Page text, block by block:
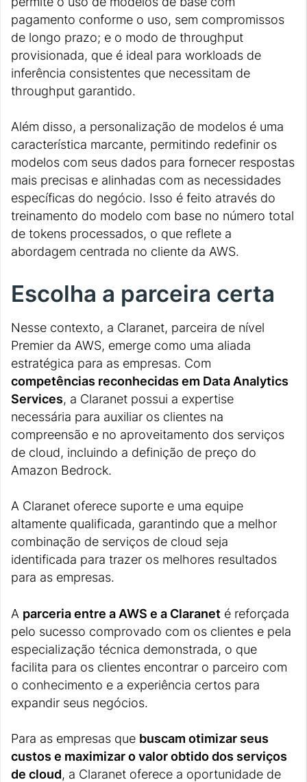
pagamento conforme o uso, sem compromissos
de longo prazo; e o modo de throughput
provisionada, que é ideal para workloads de
inferência consistentes que necessitam de
throughput garantido.
Além disso, a personalização de modelos é uma
característica marcante, permitindo redefinir os
modelos com seus dados para fornecer respostas
mais precisas e alinhadas com as necessidades
específicas do negócio. Isso é feito através do
treinamento do modelo com base no número total
de tokens processados, o que reflete a
abordagem centrada no cliente da AWS.
Escolha a parceira certa
Nesse contexto, a Claranet, parceira de nível
Premier da AWS, emerge como uma aliada
estratégica para as empresas. Com
competências reconhecidas em Data Analytics
Services, a Claranet possui a expertise
necessária para auxiliar os clientes na
compreensão e no aproveitamento dos serviços
de cloud, incluindo a definição de preço do
Amazon Bedrock.
A Claranet oferece suporte e uma equipe
altamente qualificada, garantindo que a melhor
combinação de serviços de cloud seja
identificada para trazer os melhores resultados
para as empresas.
A parceria entre a AWS e a Claranet é reforçada
pelo sucesso comprovado com os clientes e pela
especialização técnica demonstrada, o que
facilita para os clientes encontrar o parceiro com
o conhecimento e a experiência certos para
expandir seus negócios.
Para as empresas que buscam otimizar seus
custos e maximizar o valor obtido dos serviços
de cloud, a Claranet oferece a oportunidade de